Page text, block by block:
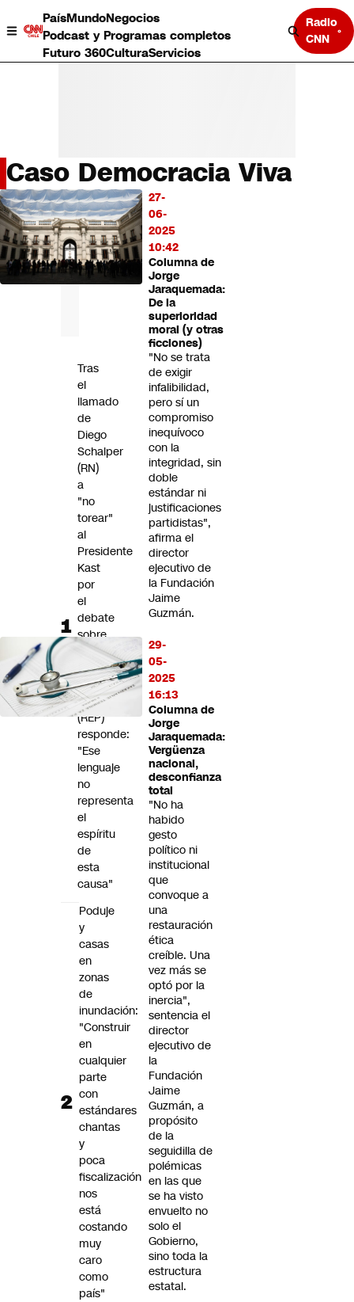
PaísMundoNegocios
Podcast y Programas completos
Futuro 360CulturaServicios
Radio
CNN
País
Mundo
Negocios
Deportes
Programas completos
Cultura
Caso Democracia Viva
27-
06-
2025
10:42
Columna de
Jorge
Jaraquemada:
De la
superioridad
moral (y otras
ficciones)
"No se trata
de exigir
infalibilidad,
pero sí un
compromiso
inequívoco
con la
integridad, sin
doble
estándar ni
justificaciones
partidistas",
afirma el
director
ejecutivo de
la Fundación
Jaime
Guzmán.
29-
05-
2025
16:13
Columna de
Jorge
Jaraquemada:
Vergüenza
nacional,
desconfianza
total
"No ha
habido
gesto
político ni
institucional
que
convoque a
una
restauración
ética
creíble. Una
vez más se
optó por la
inercia",
sentencia el
director
ejecutivo de
la
Fundación
Jaime
Guzmán, a
propósito
de la
seguidilla de
polémicas
en las que
se ha visto
envuelto no
solo el
Gobierno,
sino toda la
estructura
estatal.
LO
MÁS
LEÍDO
Tras
el
llamado
de
Diego
Schalper
(RN)
a
"no
torear"
al
Presidente
Kast
por
el
debate
sobre
los
indultos,
Javiera
Rodríguez
(REP)
responde:
"Ese
lenguaje
no
representa
el
espíritu
de
esta
causa"
Poduje
y
casas
en
zonas
de
inundación:
"Construir
en
cualquier
parte
con
estándares
chantas
y
poca
fiscalización
nos
está
costando
muy
caro
como
país"